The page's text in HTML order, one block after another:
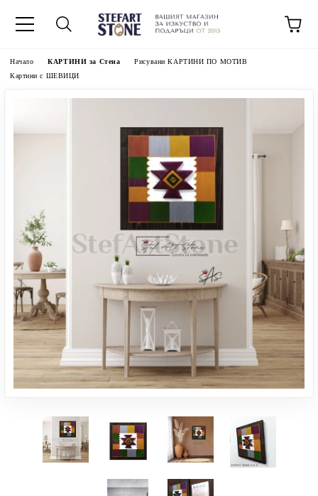
Начало КАРТИНИ за Стена
Рисувани КАРТИНИ ПО МОТИВ
Картини с ШЕВИЦИ